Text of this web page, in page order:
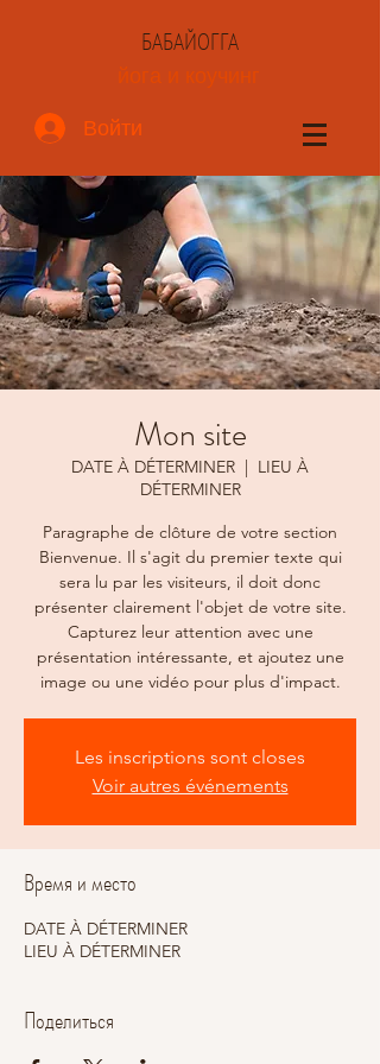
БАБАЙОГГА
йога и коучинг
Войти
Mon site
DATE À DÉTERMINER
  |
LIEU À
DÉTERMINER
Paragraphe de clôture de votre section
Bienvenue. Il s'agit du premier texte qui
sera lu par les visiteurs, il doit donc
présenter clairement l'objet de votre site.
Capturez leur attention avec une
présentation intéressante, et ajoutez une
image ou une vidéo pour plus d'impact.
Les inscriptions sont closes
Voir autres événements
Время и место
DATE À DÉTERMINER
LIEU À DÉTERMINER
Поделиться